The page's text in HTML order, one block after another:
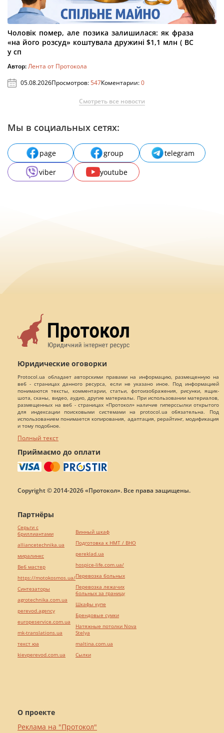
Чоловік помер, але позика залишилася: як фраза
«на його розсуд» коштувала дружині $1,1 млн ( ВС
у сп
Автор:Лента от Протокола
05.08.2026Просмотров:547Коментарии:0
Смотреть все новости
Мы в социальных сетях:
page group
telegram
viber
youtube
Юридические оговорки
Protocol.ua обладает авторскими правами на информацию, размещенную на
веб - страницах данного ресурса, если не указано иное. Под информацией
понимаются тексты, комментарии, статьи, фотоизображения, рисунки, ящик-
шота, сканы, видео, аудио, другие материалы. При использовании материалов,
размещенных на веб - страницах «Протокол» наличие гиперссылки открытого
для индексации поисковыми системами на protocol.ua обязательна. Под
использованием понимается копирования, адаптация, рерайтинг, модификация
и тому подобное.
Полный текст
Приймаємо до оплати
Copyright © 2014-2026 «Протокол». Все права защищены.
О проекте
Реклама на "Протокол"
Партнёры
Серьги с
бриллиантами
alliancetechnika.ua
миралинкс
Веб мастер
https://motokosmos.ua/
Синтезаторы
agrotechnika.com.ua
perevod.agency
europeservice.com.ua
mk-translations.ua
текст юа
kievperevod.com.ua
Винный шкаф
Подготовка к НМТ / ВНО
pereklad.ua
hospice-life.com.ua/
Перевозка больных
Перевозка лежачих
больных за границу
Шкафы купе
Брендовые сумки
Натяжные потолки Nova
Stelya
maltina.com.ua
Cылки